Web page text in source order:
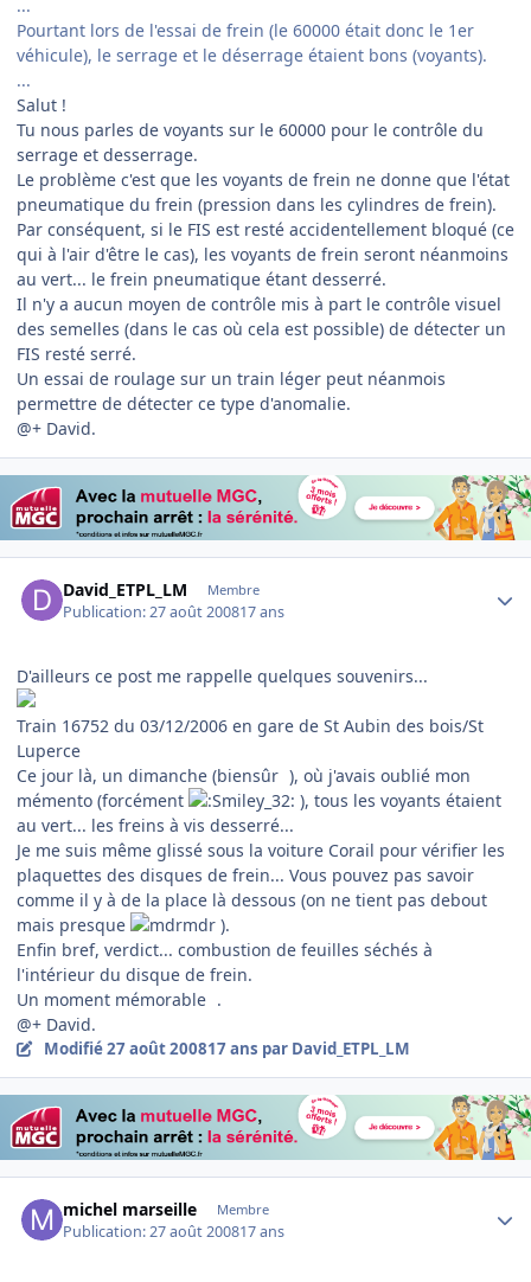
...
Pourtant lors de l'essai de frein (le 60000 était donc le 1er
véhicule), le serrage et le déserrage étaient bons (voyants).
...
Salut !
Tu nous parles de voyants sur le 60000 pour le contrôle du
serrage et desserrage.
Le problème c'est que les voyants de frein ne donne que l'état
pneumatique du frein (pression dans les cylindres de frein).
Par conséquent, si le FIS est resté accidentellement bloqué (ce
qui à l'air d'être le cas), les voyants de frein seront néanmoins
au vert... le frein pneumatique étant desserré.
Il n'y a aucun moyen de contrôle mis à part le contrôle visuel
des semelles (dans le cas où cela est possible) de détecter un
FIS resté serré.
Un essai de roulage sur un train léger peut néanmois
permettre de détecter ce type d'anomalie.
@+ David.
David_ETPL_LM Membre
Publication:27 août 200817 ans
D'ailleurs ce post me rappelle quelques souvenirs...
Train 16752 du 03/12/2006 en gare de St Aubin des bois/St
Luperce
Ce jour là, un dimanche (biensûr ), où j'avais oublié mon
mémento (forcément
), tous les voyants étaient
au vert... les freins à vis desserré...
Je me suis même glissé sous la voiture Corail pour vérifier les
plaquettes des disques de frein... Vous pouvez pas savoir
comme il y à de la place là dessous (on ne tient pas debout
mais presque
).
Enfin bref, verdict... combustion de feuilles séchés à
l'intérieur du disque de frein.
Un moment mémorable .
@+ David.
Modifié27 août 200817 ans par David_ETPL_LM
michel marseille Membre
Publication:27 août 200817 ans